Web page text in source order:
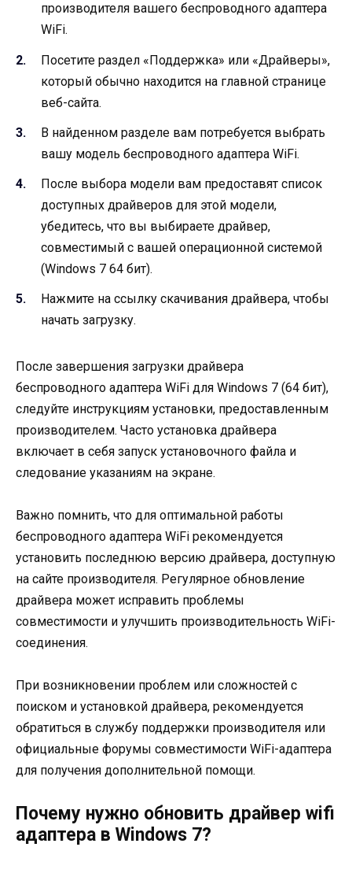
производителя вашего беспроводного адаптера
WiFi.
Посетите раздел «Поддержка» или «Драйверы»,
который обычно находится на главной странице
веб-сайта.
В найденном разделе вам потребуется выбрать
вашу модель беспроводного адаптера WiFi.
После выбора модели вам предоставят список
доступных драйверов для этой модели,
убедитесь, что вы выбираете драйвер,
совместимый с вашей операционной системой
(Windows 7 64 бит).
Нажмите на ссылку скачивания драйвера, чтобы
начать загрузку.
После завершения загрузки драйвера
беспроводного адаптера WiFi для Windows 7 (64 бит),
следуйте инструкциям установки, предоставленным
производителем. Часто установка драйвера
включает в себя запуск установочного файла и
следование указаниям на экране.
Важно помнить, что для оптимальной работы
беспроводного адаптера WiFi рекомендуется
установить последнюю версию драйвера, доступную
на сайте производителя. Регулярное обновление
драйвера может исправить проблемы
совместимости и улучшить производительность WiFi-
соединения.
При возникновении проблем или сложностей с
поиском и установкой драйвера, рекомендуется
обратиться в службу поддержки производителя или
официальные форумы совместимости WiFi-адаптера
для получения дополнительной помощи.
Почему нужно обновить драйвер wifi
адаптера в Windows 7?